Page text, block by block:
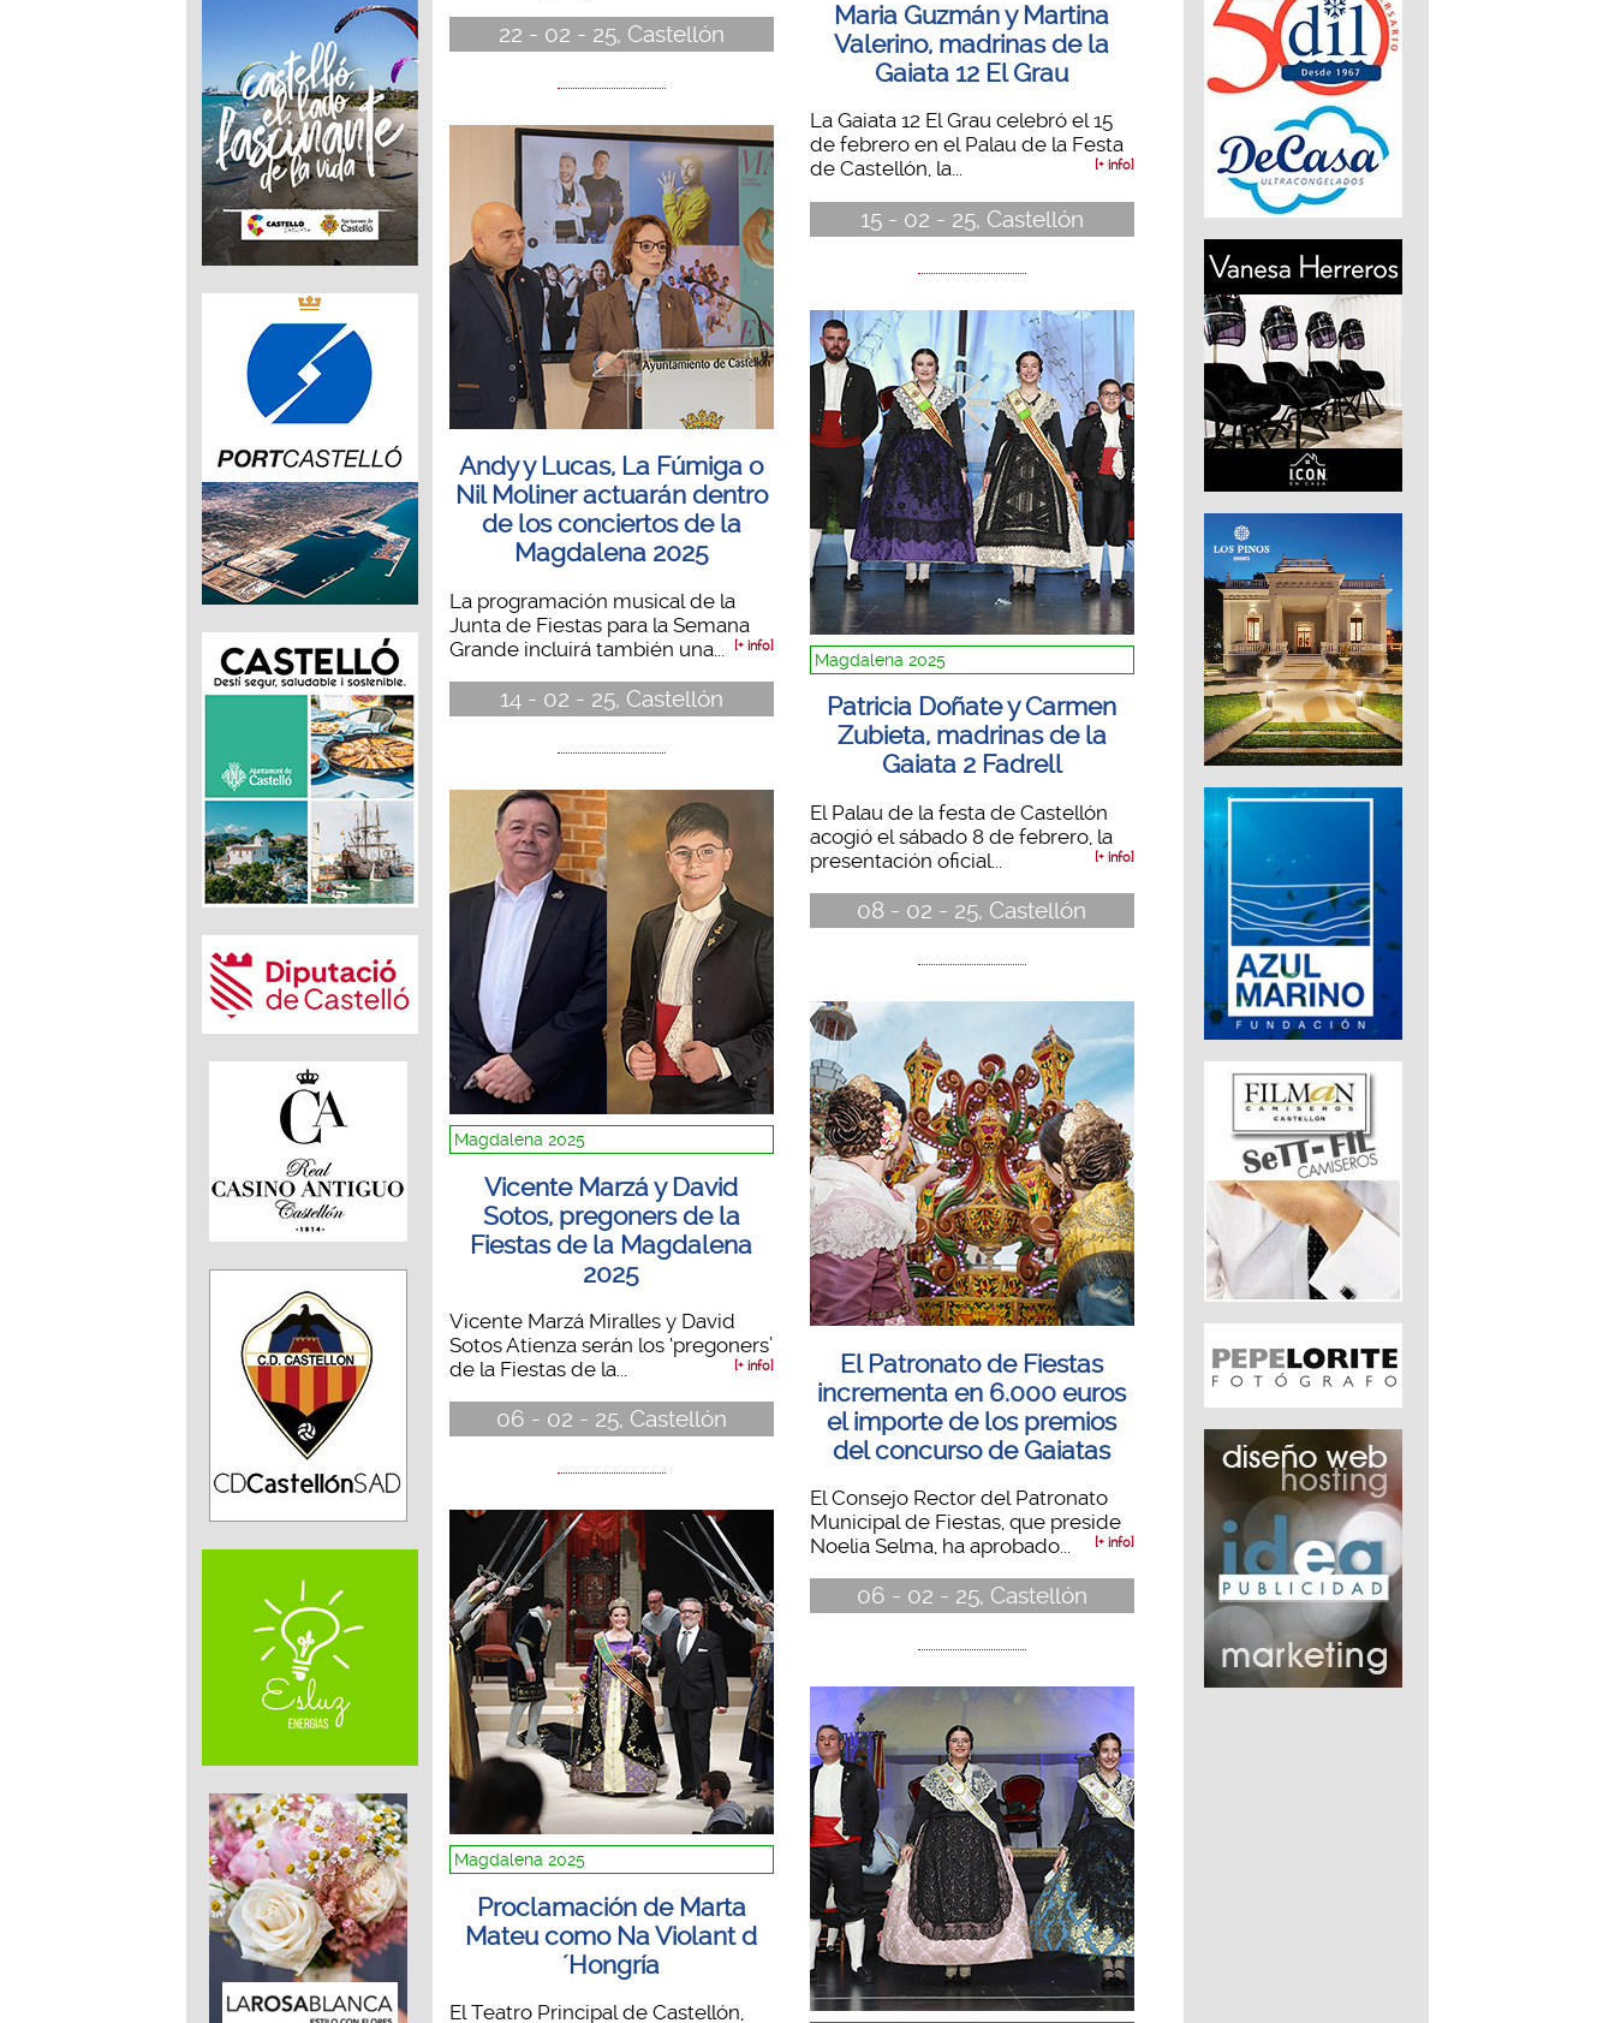
22 - 02 - 25, Castellón
Andy y Lucas, La Fúmiga o
Nil Moliner actuarán dentro
de los conciertos de la
Magdalena 2025
La programación musical de la
Junta de Fiestas para la Semana
Grande incluirá también una...
[+ info]
14 - 02 - 25, Castellón
Magdalena 2025
Vicente Marzá y David
Sotos, pregoners de la
Fiestas de la Magdalena
2025
Vicente Marzá Miralles y David
Sotos Atienza serán los ‘pregoners’
de la Fiestas de la...
[+ info]
06 - 02 - 25, Castellón
Magdalena 2025
Proclamación de Marta
Mateu como Na Violant d
´Hongría
El Teatro Principal de Castellón,
Maria Guzmán y Martina
Valerino, madrinas de la
Gaiata 12 El Grau
La Gaiata 12 El Grau celebró el 15
de febrero en el Palau de la Festa
de Castellón, la...
[+ info]
15 - 02 - 25, Castellón
Magdalena 2025
Patricia Doñate y Carmen
Zubieta, madrinas de la
Gaiata 2 Fadrell
El Palau de la festa de Castellón
acogió el sábado 8 de febrero, la
presentación oficial...
[+ info]
08 - 02 - 25, Castellón
El Patronato de Fiestas
incrementa en 6.000 euros
el importe de los premios
del concurso de Gaiatas
El Consejo Rector del Patronato
Municipal de Fiestas, que preside
Noelia Selma, ha aprobado...
[+ info]
06 - 02 - 25, Castellón